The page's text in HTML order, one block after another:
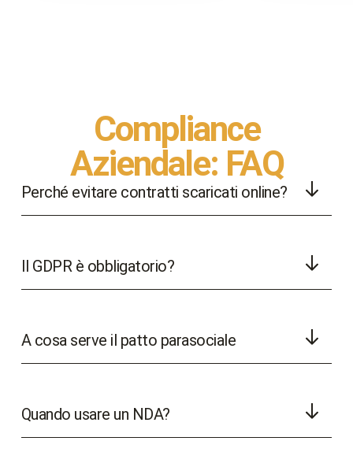
Compliance
Aziendale: FAQ
Perché evitare contratti scaricati online?
Il GDPR è obbligatorio?
A cosa serve il patto parasociale
Quando usare un NDA?